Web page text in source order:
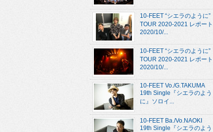
10-FEET “シエラのように”
TOUR 2020-2021 レポート
2020/10/...
10-FEET “シエラのように”
TOUR 2020-2021 レポート
2020/10/...
10-FEET Vo./G.TAKUMA
19th Single『シエラのよう
に』ソロイ...
10-FEET Ba./Vo.NAOKI
19th Single『シエラのよう